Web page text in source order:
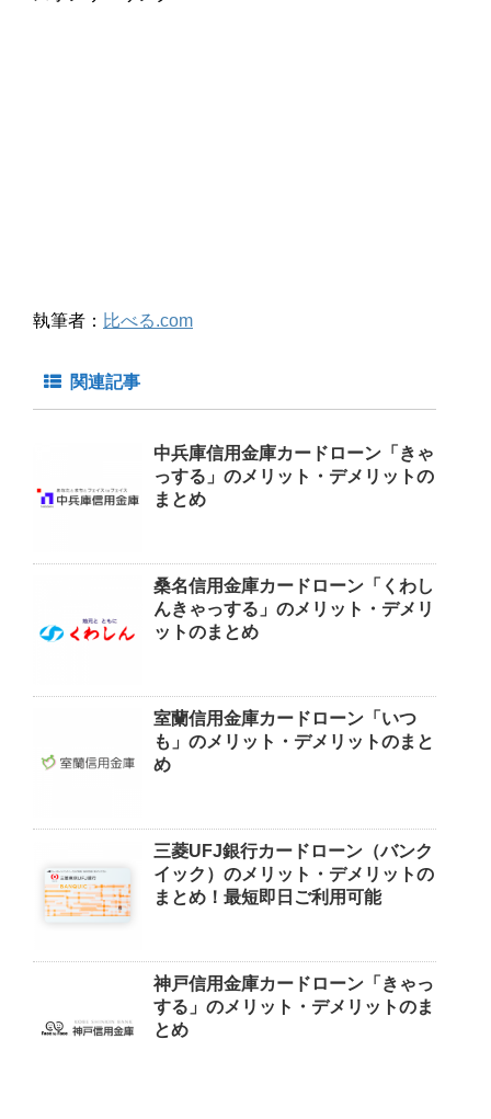
執筆者： 比べる.com
関連記事
中兵庫信用金庫カードローン「きゃ
っする」のメリット・デメリットの
まとめ
桑名信用金庫カードローン「くわし
んきゃっする」のメリット・デメリ
ットのまとめ
室蘭信用金庫カードローン「いつ
も」のメリット・デメリットのまと
め
三菱UFJ銀行カードローン（バンク
イック）のメリット・デメリットの
まとめ！最短即日ご利用可能
神戸信用金庫カードローン「きゃっ
する」のメリット・デメリットのま
とめ